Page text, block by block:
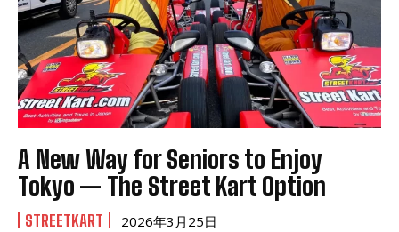
A New Way for Seniors to Enjoy
Tokyo — The Street Kart Option
STREETKART 2026年3月25日